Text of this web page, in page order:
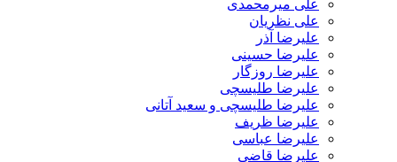
علی میرمحمدی
علی نظریان
علیرضا آذر
علیرضا حسینی
علیرضا روزگار
علیرضا طلیسچی
علیرضا طلیسچی و سعید آتانی
علیرضا ظریف
علیرضا عباسی
علیرضا قاضی